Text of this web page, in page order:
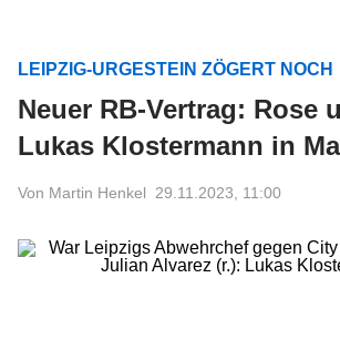
LEIPZIG-URGESTEIN ZÖGERT NOCH
Neuer RB-Vertrag: Rose
Lukas Klostermann in
Von Martin Henkel 29.11.2023, 11:00